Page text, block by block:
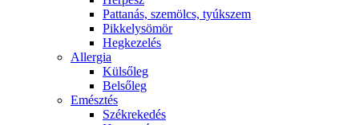
Pattanás, szemölcs, tyúkszem
Pikkelysömör
Hegkezelés
Allergia
Külsőleg
Belsőleg
Emésztés
Székrekedés